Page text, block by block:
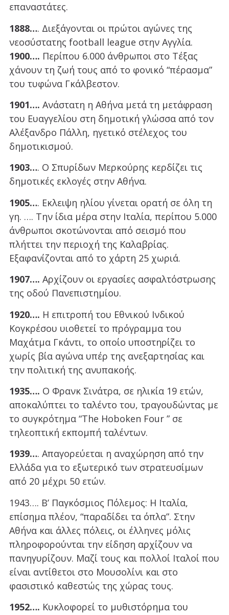
επαναστάτες.
1888…. Διεξάγονται οι πρώτοι αγώνες της
νεοσύστατης football league στην Αγγλία.
1900…. Περίπου 6.000 άνθρωποι στο Τέξας
χάνουν τη ζωή τους από το φονικό “πέρασμα”
του τυφώνα Γκάλβεστον.
1901…. Ανάστατη η Αθήνα μετά τη μετάφραση
του Ευαγγελίου στη δημοτική γλώσσα από τον
Αλέξανδρο Πάλλη, ηγετικό στέλεχος του
δημοτικισμού.
1903…. Ο Σπυρίδων Μερκούρης κερδίζει τις
δημοτικές εκλογές στην Αθήνα.
1905…. Εκλειψη ηλίου γίνεται ορατή σε όλη τη
γη. …. Την ίδια μέρα στην Ιταλία, περίπου 5.000
άνθρωποι σκοτώνονται από σεισμό που
πλήττει την περιοχή της Καλαβρίας.
Εξαφανίζονται από το χάρτη 25 χωριά.
1907…. Αρχίζουν οι εργασίες ασφαλτόστρωσης
της οδού Πανεπιστημίου.
1920…. Η επιτροπή του Εθνικού Ινδικού
Κογκρέσου υιοθετεί το πρόγραμμα του
Μαχάτμα Γκάντι, το οποίο υποστηρίζει το
χωρίς βία αγώνα υπέρ της ανεξαρτησίας και
την πολιτική της ανυπακοής.
1935…. Ο Φρανκ Σινάτρα, σε ηλικία 19 ετών,
αποκαλύπτει το ταλέντο του, τραγουδώντας με
το συγκρότημα “The Hoboken Four ” σε
τηλεοπτική εκπομπή ταλέντων.
1939…. Απαγορεύεται η αναχώρηση από την
Ελλάδα για το εξωτερικό των στρατευσίμων
από 20 μέχρι 50 ετών.
1943…. Β’ Παγκόσμιος Πόλεμος: Η Ιταλία,
επίσημα πλέον, “παραδίδει τα όπλα”. Στην
Αθήνα και άλλες πόλεις, οι έλληνες μόλις
πληροφορούνται την είδηση αρχίζουν να
πανηγυρίζουν. Μαζί τους και πολλοί Ιταλοί που
είναι αντίθετοι στο Μουσολίνι και στο
φασιστικό καθεστώς της χώρας τους.
1952…. Κυκλοφορεί το μυθιστόρημα του